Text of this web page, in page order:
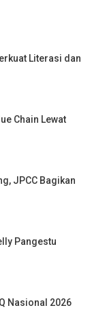
Literasi dan
Chain Lewat
JPCC Bagikan
Pangestu
Nasional 2026